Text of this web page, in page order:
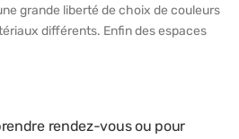
grande liberté de choix de couleurs
différents. Enfin des espaces
rendez-vous ou pour